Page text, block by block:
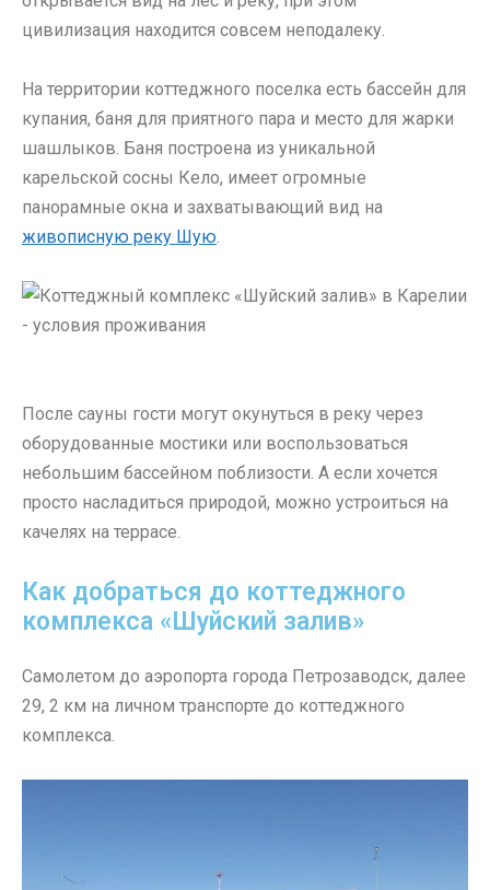
цивилизация находится совсем неподалеку.
На территории коттеджного поселка есть бассейн для
купания, баня для приятного пара и место для жарки
шашлыков. Баня построена из уникальной
карельской сосны Кело, имеет огромные
панорамные окна и захватывающий вид на
живописную реку Шую.
После сауны гости могут окунуться в реку через
оборудованные мостики или воспользоваться
небольшим бассейном поблизости. А если хочется
просто насладиться природой, можно устроиться на
качелях на террасе.
Как добраться до коттеджного
комплекса «Шуйский залив»
Самолетом до аэропорта города Петрозаводск, далее
29, 2 км на личном транспорте до коттеджного
комплекса.